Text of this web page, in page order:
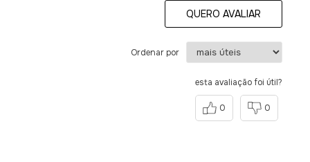
QUERO AVALIAR
Ordenar por
esta avaliação foi útil?
0 0